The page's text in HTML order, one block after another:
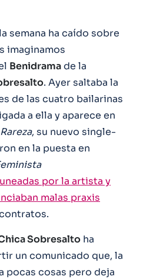
semana ha caído sobre
imaginamos
Benidramade la
. Ayer saltaba la
de las cuatro bailarinas
a ella y aparece en
Rareza, su nuevo single-
en la puesta en
por la artista y
malas praxis
Sobresalto ha
un comunicado que, la
pocas cosas pero deja